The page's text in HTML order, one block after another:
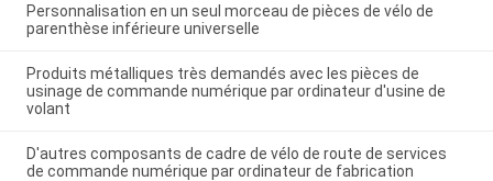
Personnalisation en un seul morceau de pièces de vélo de
parenthèse inférieure universelle
Produits métalliques très demandés avec les pièces de
usinage de commande numérique par ordinateur d'usine de
volant
D'autres composants de cadre de vélo de route de services
de commande numérique par ordinateur de fabrication